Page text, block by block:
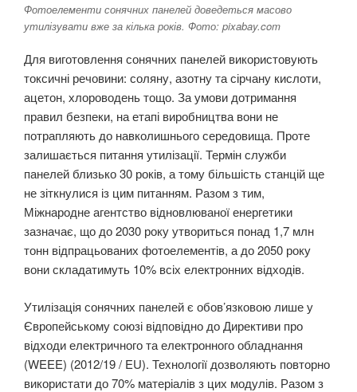
Фотоелементи сонячних панелей доведеться масово
утилізувати вже за кілька років. Фото: pixabay.com
Для виготовлення сонячних панелей використовують
токсичні речовини: соляну, азотну та сірчану кислоти,
ацетон, хлороводень тощо. За умови дотримання
правил безпеки, на етапі виробництва вони не
потрапляють до навколишнього середовища. Проте
залишається питання утилізації. Термін служби
панелей близько 30 років, а тому більшість станцій ще
не зіткнулися із цим питанням. Разом з тим,
Міжнародне агентство відновлюваної енергетики
зазначає, що до 2030 року утвориться понад 1,7 млн
тонн відпрацьованих фотоелементів, а до 2050 року
вони складатимуть 10% всіх електронних відходів.
Утилізація сонячних панелей є обов’язковою лише у
Європейському союзі відповідно до Директиви про
відходи електричного та електронного обладнання
(WEEE) (2012/19 / EU). Технології дозволяють повторно
використати до 70% матеріалів з цих модулів. Разом з